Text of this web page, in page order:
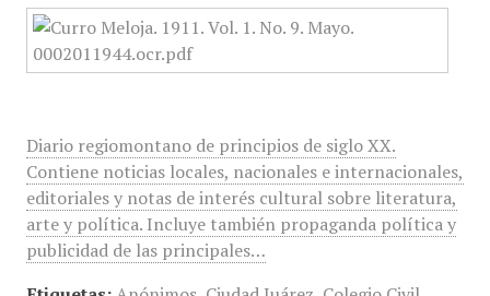
Diario regiomontano de principios de siglo XX.
Contiene noticias locales, nacionales e internacionales,
editoriales y notas de interés cultural sobre literatura,
arte y política. Incluye también propaganda política y
publicidad de las principales…